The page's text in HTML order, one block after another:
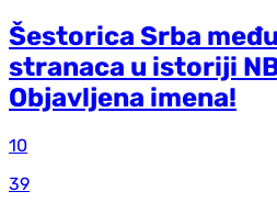
Šestorica Srba
stranaca u istoriji
Objavljena imena!
10
39